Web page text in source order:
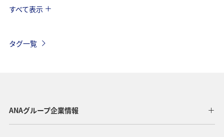
アメリカ
韓国 ANA Mall ライフ 日常
すべて表示
タグ一覧
ANAグループ企業情報